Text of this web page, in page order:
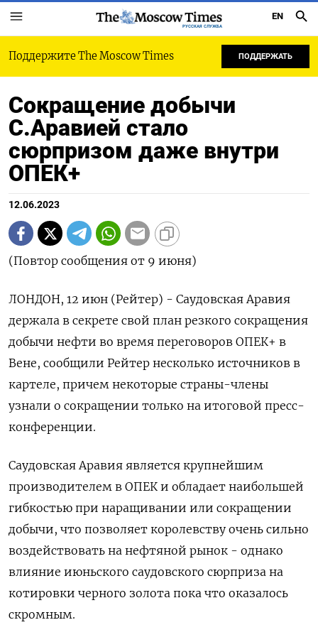
РУССКАЯ СЛУЖБА
EN
Поддержите The Moscow Times ПОДДЕРЖАТЬ
Сокращение добычи
С.Аравией стало
сюрпризом даже внутри
ОПЕК+
12.06.2023
(Повтор сообщения от 9 июня)
ЛОНДОН, 12 июн (Рейтер) - Саудовская Аравия
держала в секрете свой план резкого сокращения
добычи нефти во время переговоров ОПЕК+ в
Вене, сообщили Рейтер несколько источников в
картеле, причем некоторые страны-члены
узнали о сокращении только на итоговой пресс-
конференции.
Саудовская Аравия является крупнейшим
производителем в ОПЕК и обладает наибольшей
гибкостью при наращивании или сокращении
добычи, что позволяет королевству очень сильно
воздействовать на нефтяной рынок - однако
влияние июньского саудовского сюрприза на
котировки черного золота пока что оказалось
скромным.